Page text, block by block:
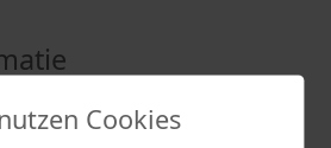
Cookies
Agenda 3